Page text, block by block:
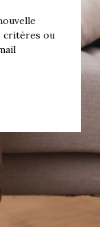
critères ou